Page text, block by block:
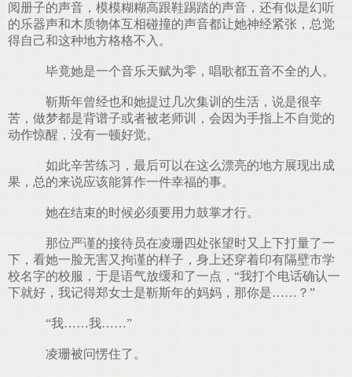
阅册子的声音，模模糊糊高跟鞋踢踏的声音，还有似是幻听
的乐器声和木质物体互相碰撞的声音都让她神经紧张，总觉
得自己和这种地方格格不入。
毕竟她是一个音乐天赋为零，唱歌都五音不全的人。
靳斯年曾经也和她提过几次集训的生活，说是很辛
苦，做梦都是背谱子或者被老师训，会因为手指上不自觉的
动作惊醒，没有一顿好觉。
如此辛苦练习，最后可以在这么漂亮的地方展现出成
果，总的来说应该能算作一件幸福的事。
她在结束的时候必须要用力鼓掌才行。
那位严谨的接待员在凌珊四处张望时又上下打量了一
下，看她一脸无害又拘谨的样子，身上还穿着印有隔壁市学
校名字的校服，于是语气放缓和了一点，“我打个电话确认一
下就好，我记得郑女士是靳斯年的妈妈，那你是……？”
“我……我……”
凌珊被问愣住了。